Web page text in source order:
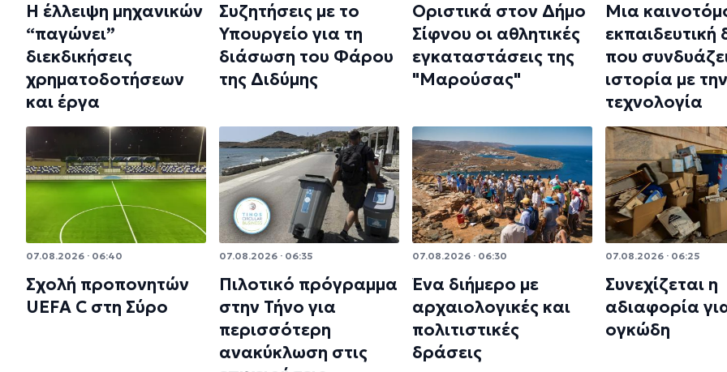
Η έλλειψη μηχανικών
“παγώνει”
διεκδικήσεις
χρηματοδοτήσεων
και έργα
Συζητήσεις με το
Υπουργείο για τη
διάσωση του Φάρου
της Διδύμης
Οριστικά στον Δήμο
Σίφνου οι αθλητικές
εγκαταστάσεις της
"Μαρούσας"
Μια
που
ιστορία με την
τεχνολογία
07.08.2026 · 06:40
Σχολή προπονητών
UEFA C στη Σύρο
07.08.2026 · 06:35
Πιλοτικό πρόγραμμα
στην Τήνο για
περισσότερη
ανακύκλωση στις
07.08.2026 · 06:30
Ένα διήμερο με
αρχαιολογικές και
πολιτιστικές
δράσεις
07.08.2026 · 06:25
Συνεχίζεται η
αδιαφορία
ογκώδη